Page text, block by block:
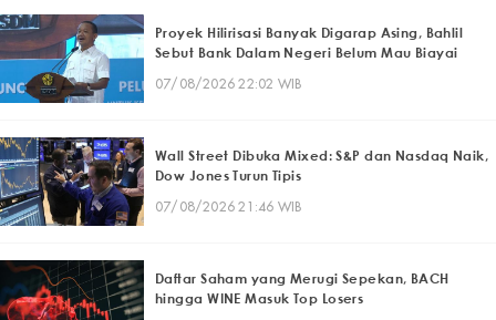
Proyek Hilirisasi Banyak Digarap Asing, Bahlil
Sebut Bank Dalam Negeri Belum Mau Biayai
07/08/2026 22:02 WIB
Wall Street Dibuka Mixed: S&P dan Nasdaq Naik,
Dow Jones Turun Tipis
07/08/2026 21:46 WIB
Daftar Saham yang Merugi Sepekan, BACH
hingga WINE Masuk Top Losers